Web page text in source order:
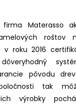
firma Materasso
roštov
v roku 2016
pôvodu
tak
výrobky